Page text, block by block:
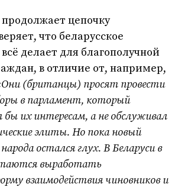
цепочку
что беларусское
делает для благополучной
в отличие от, например,
(британцы) просят провести
в парламент, который
их интересам, а не обслуживал
элиты. Но пока новый
остался глух. В Беларуси в
выработать
взаимодействия чиновников и